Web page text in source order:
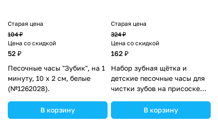
Старая цена
104 ₽
Цена со скидкой
52 ₽
Песочные часы "Зубик", на 1
минуту, 10 х 2 см, белые
(№1262028).
В корзину
Старая цена
324 ₽
Цена со скидкой
162 ₽
Набор зубная щётка и
детские песочные часы для
чистки зубов на присоске
(№7121420).В корзину